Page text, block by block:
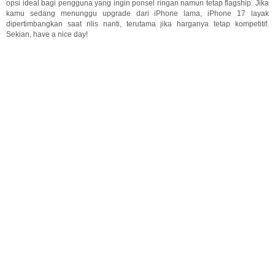
opsi ideal bagi pengguna yang ingin ponsel ringan namun tetap flagship. Jika
kamu sedang menunggu upgrade dari iPhone lama, iPhone 17 layak
dipertimbangkan saat rilis nanti, terutama jika harganya tetap kompetitif.
Sekian, have a nice day!